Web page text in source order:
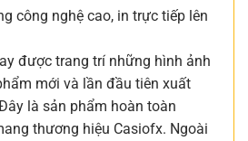
công nghệ cao, in trực tiếp lên
được trang trí những hình ảnh
mới và lần đầu tiên xuất
là sản phẩm hoàn toàn
thương hiệu Casiofx. Ngoài